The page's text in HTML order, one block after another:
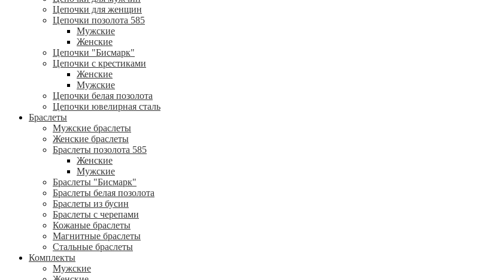
Цепочки для женщин
Цепочки позолота 585
Мужские
Женские
Цепочки "Бисмарк"
Цепочки с крестиками
Женские
Мужские
Цепочки белая позолота
Цепочки ювелирная сталь
Браслеты
Мужские браслеты
Женские браслеты
Браслеты позолота 585
Женские
Мужские
Браслеты "Бисмарк"
Браслеты белая позолота
Браслеты из бусин
Браслеты с черепами
Кожаные браслеты
Магнитные браслеты
Стальные браслеты
Комплекты
Мужские